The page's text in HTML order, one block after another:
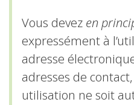
Vous devez en
expressément à
adresse
adresses de
utilisation ne soit